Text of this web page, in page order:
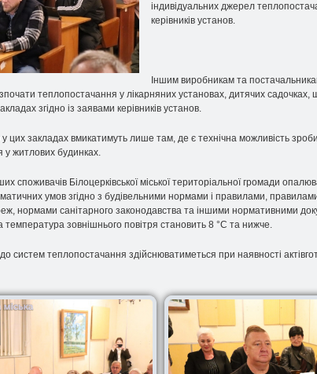
індивідуальних джерел
керівників установ.
Іншим виробникам та
теплопостачання у лікарняних установах, дитячих садочках,
згідно із заявами керівників установ.
цих закладах вмикатимуть лише там, де є технічна можливість
у житлових будинках.
споживачів Білоцерківської міської територіальної громади
умов згідно з будівельними нормами і правилами, правилами
нормами санітарного законодавства та іншими нормативними
температура зовнішнього повітря становить 8 °C та нижче.
систем теплопостачання здійснюватиметься при наявності